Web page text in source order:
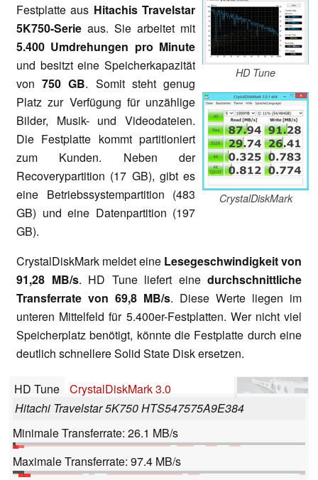
HD Tune
CrystalDiskMark
Festplatte aus Hitachis Travelstar
5K750-Serie aus. Sie arbeitet mit
5.400 Umdrehungen pro Minute
und besitzt eine Speicherkapazität
von750 GB. Somit steht genug
Platz zur Verfügung für unzählige
Bilder, Musik- und Videodateien.
Die Festplatte kommt partitioniert
zum Kunden. Neben der
Recoverypartition (17 GB), gibt es
eine Betriebssystempartition (483
GB) und eine Datenpartition (197
GB).
CrystalDiskMark meldet eine Lesegeschwindigkeit von
91,28 MB/s. HD Tune liefert eine durchschnittliche
Transferrate von 69,8 MB/s. Diese Werte liegen im
unteren Mittelfeld für 5.400er-Festplatten. Wer nicht viel
Speicherplatz benötigt, könnte die Festplatte durch eine
deutlich schnellere Solid State Disk ersetzen.
HD Tune
CrystalDiskMark 3.0
Hitachi Travelstar 5K750 HTS547575A9E384
Minimale Transferrate: 26.1 MB/s
Maximale Transferrate: 97.4 MB/s